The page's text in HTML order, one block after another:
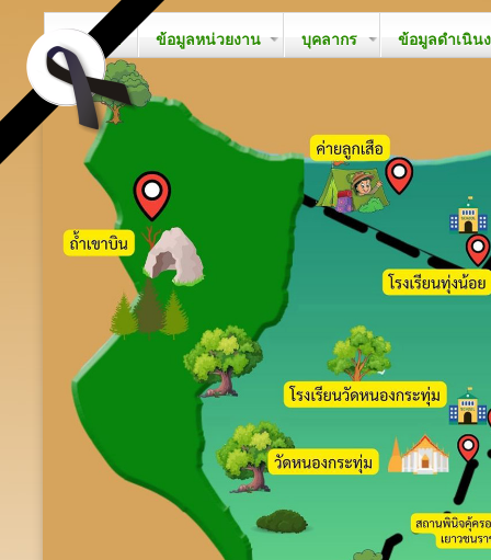
หน้าหลัก ข้อมูลหน่วยงาน บุคลากร ข้อมูลดำเนิน